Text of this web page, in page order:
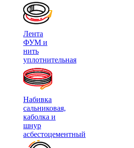
Лента
ФУМ и
нить
уплотнительная
Набивка
сальниковая,
каболка и
шнур
асбестоцементный